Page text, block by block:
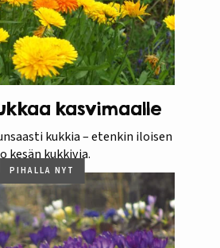
kasvimaalle
kukkia – etenkin iloisen
kesän kukkivia.
PIHALLA NYT